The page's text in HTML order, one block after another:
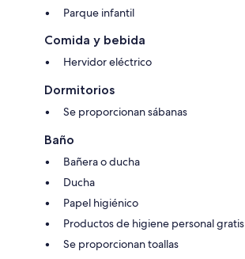
Parque infantil
Comida y bebida
Hervidor eléctrico
Dormitorios
Se proporcionan sábanas
Baño
Bañera o ducha
Ducha
Papel higiénico
Productos de higiene personal gratis
Se proporcionan toallas